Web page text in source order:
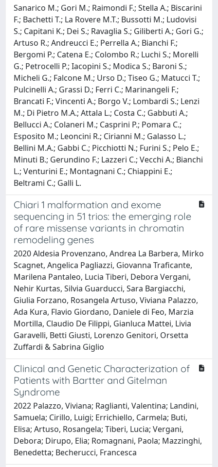
Sanarico M.; Gori M.; Raimondi F.; Stella A.; Biscarini
F.; Bachetti T.; La Rovere M.T.; Bussotti M.; Ludovisi
S.; Capitani K.; Dei S.; Ravaglia S.; Giliberti A.; Gori G.;
Artuso R.; Andreucci E.; Perrella A.; Bianchi F.;
Bergomi P.; Catena E.; Colombo R.; Luchi S.; Morelli
G.; Petrocelli P.; Iacopini S.; Modica S.; Baroni S.;
Micheli G.; Falcone M.; Urso D.; Tiseo G.; Matucci T.;
Pulcinelli A.; Grassi D.; Ferri C.; Marinangeli F.;
Brancati F.; Vincenti A.; Borgo V.; Lombardi S.; Lenzi
M.; Di Pietro M.A.; Attala L.; Costa C.; Gabbuti A.;
Bellucci A.; Colaneri M.; Casprini P.; Pomara C.;
Esposito M.; Leoncini R.; Cirianni M.; Galasso L.;
Bellini M.A.; Gabbi C.; Picchiotti N.; Furini S.; Pelo E.;
Minuti B.; Gerundino F.; Lazzeri C.; Vecchi A.; Bianchi
L.; Venturini E.; Montagnani C.; Chiappini E.;
Beltrami C.; Galli L.
Chiari 1 malformation and exome
sequencing in 51 trios: the emerging role
of rare missense variants in chromatin
remodeling genes
2020 Aldesia Provenzano, Andrea La Barbera, Mirko
Scagnet, Angelica Pagliazzi, Giovanna Traficante,
Marilena Pantaleo, Lucia Tiberi, Debora Vergani,
Nehir Kurtas, Silvia Guarducci, Sara Bargiacchi,
Giulia Forzano, Rosangela Artuso, Viviana Palazzo,
Ada Kura, Flavio Giordano, Daniele di Feo, Marzia
Mortilla, Claudio De Filippi, Gianluca Mattei, Livia
Garavelli, Betti Giusti, Lorenzo Genitori, Orsetta
Zuffardi & Sabrina Giglio
Clinical and Genetic Characterization of
Patients with Bartter and Gitelman
Syndrome
2022 Palazzo, Viviana; Raglianti, Valentina; Landini,
Samuela; Cirillo, Luigi; Errichiello, Carmela; Buti,
Elisa; Artuso, Rosangela; Tiberi, Lucia; Vergani,
Debora; Dirupo, Elia; Romagnani, Paola; Mazzinghi,
Benedetta; Becherucci, Francesca